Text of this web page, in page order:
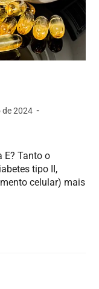
de 2024
E? Tanto o
tipo II,
celular) mais